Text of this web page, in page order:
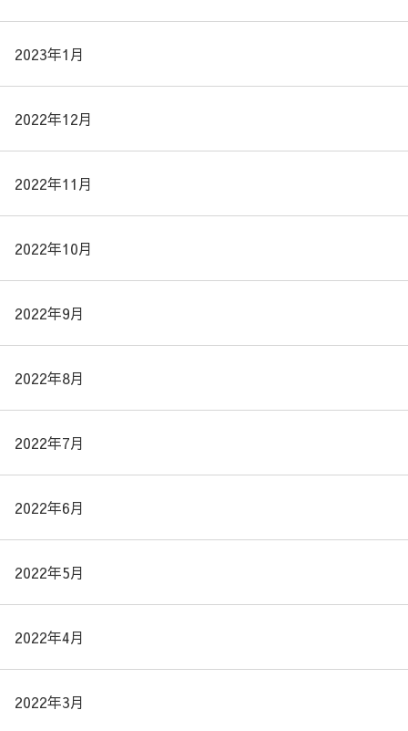
2023年1月
2022年12月
2022年11月
2022年10月
2022年9月
2022年8月
2022年7月
2022年6月
2022年5月
2022年4月
2022年3月